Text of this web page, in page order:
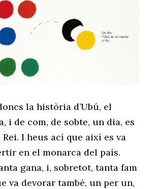
la història d’Ubú, el
i de com, de sobte, un dia, es
I heus ací que així es va
en el monarca del país.
gana, i, sobretot, tanta fam
va devorar també, un per un,